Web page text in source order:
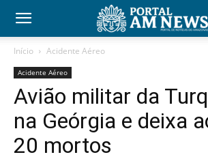
Início Acidente Aéreo
Acidente Aéreo
Avião militar da
na Geórgia e deixa
20 mortos